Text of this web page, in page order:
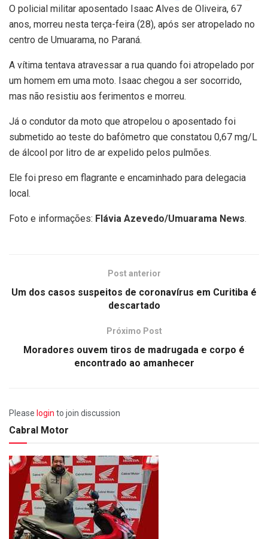
O policial militar aposentado Isaac Alves de Oliveira, 67
anos, morreu nesta terça-feira (28), após ser atropelado no
centro de Umuarama, no Paraná.
A vítima tentava atravessar a rua quando foi atropelado por
um homem em uma moto. Isaac chegou a ser socorrido,
mas não resistiu aos ferimentos e morreu.
Já o condutor da moto que atropelou o aposentado foi
submetido ao teste do bafômetro que constatou 0,67 mg/L
de álcool por litro de ar expelido pelos pulmões.
Ele foi preso em flagrante e encaminhado para delegacia
local.
Foto e informações: Flávia Azevedo/Umuarama News.
Post anterior
Um dos casos suspeitos de coronavírus em Curitiba é
descartado
Próximo Post
Moradores ouvem tiros de madrugada e corpo é
encontrado ao amanhecer
Please login to join discussion
Cabral Motor